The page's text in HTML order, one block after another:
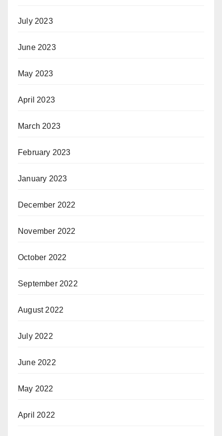
July 2023
June 2023
May 2023
April 2023
March 2023
February 2023
January 2023
December 2022
November 2022
October 2022
September 2022
August 2022
July 2022
June 2022
May 2022
April 2022